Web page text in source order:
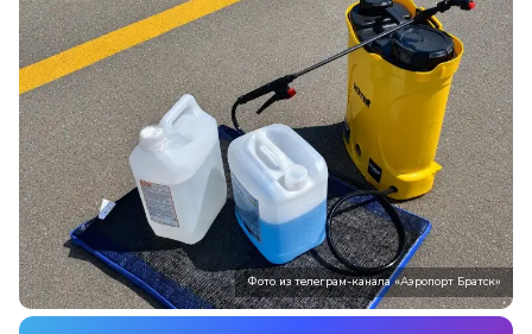
Фото из телеграм-канала «Аэропорт Братск»